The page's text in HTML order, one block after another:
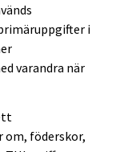
i
varandra när
om, föderskor,